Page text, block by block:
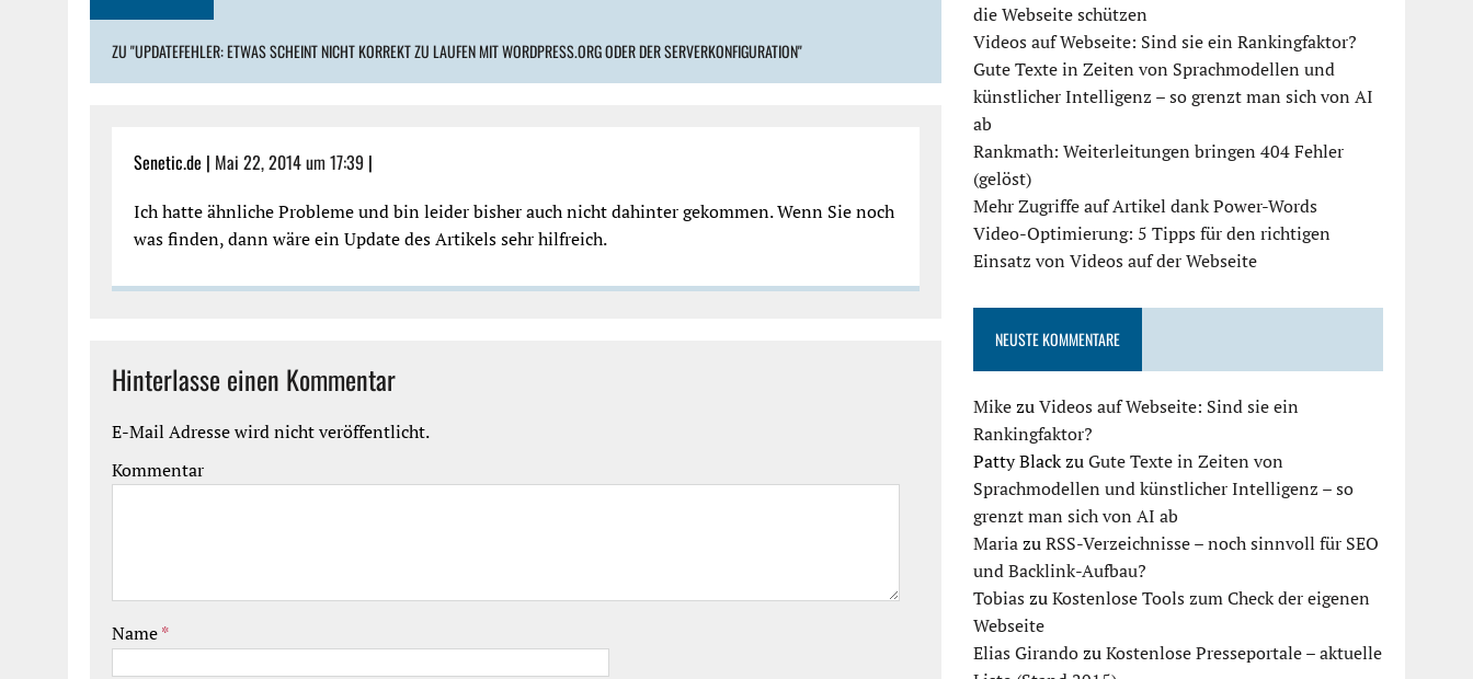
ZU "UPDATEFEHLER: ETWAS SCHEINT NICHT KORREKT ZU LAUFEN MIT WORDPRESS.ORG ODER DER SERVERKONFIGURATION"
Senetic.de | Mai 22, 2014 um 17:39 |
Ich hatte ähnliche Probleme und bin leider bisher auch nicht dahinter gekommen. Wenn Sie noch
was finden, dann wäre ein Update des Artikels sehr hilfreich.
Hinterlasse einen Kommentar
E-Mail Adresse wird nicht veröffentlicht.
Kommentar
Name*
die Webseite schützen
Videos auf Webseite: Sind sie ein Rankingfaktor?
Gute Texte in Zeiten von Sprachmodellen und
künstlicher Intelligenz – so grenzt man sich von AI
ab
Rankmath: Weiterleitungen bringen 404 Fehler
(gelöst)
Mehr Zugriffe auf Artikel dank Power-Words
Video-Optimierung: 5 Tipps für den richtigen
Einsatz von Videos auf der Webseite
NEUSTE KOMMENTARE
MikezuVideos auf Webseite: Sind sie ein
Rankingfaktor?
Patty BlackzuGute Texte in Zeiten von
Sprachmodellen und künstlicher Intelligenz – so
grenzt man sich von AI ab
MariazuRSS-Verzeichnisse – noch sinnvoll für SEO
und Backlink-Aufbau?
Tobias zuKostenlose Tools zum Check der eigenen
Webseite
Elias GirandozuKostenlose Presseportale – aktuelle